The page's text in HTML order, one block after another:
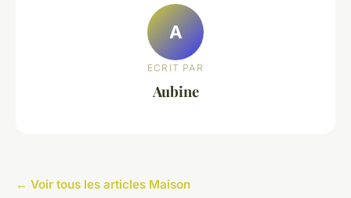
A
ECRIT PAR
Aubine
← Voir tous les articles Maison